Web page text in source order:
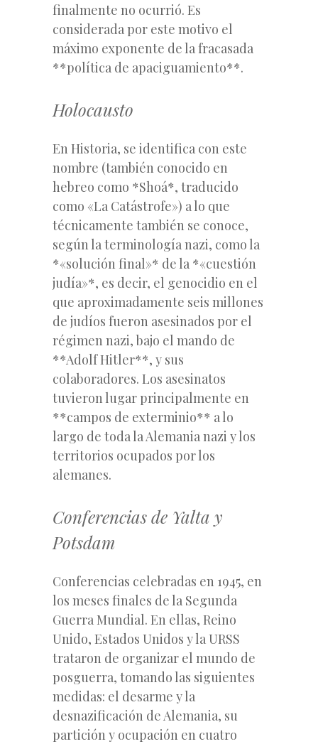
finalmente no ocurrió. Es
considerada por este motivo el
máximo exponente de la fracasada
**política de apaciguamiento**.
Holocausto
En Historia, se identifica con este
nombre (también conocido en
hebreo como *Shoá*, traducido
como «La Catástrofe») a lo que
técnicamente también se conoce,
según la terminología nazi, como la
*«solución final»* de la *«cuestión
judía»*, es decir, el genocidio en el
que aproximadamente seis millones
de judíos fueron asesinados por el
régimen nazi, bajo el mando de
**Adolf Hitler**, y sus
colaboradores. Los asesinatos
tuvieron lugar principalmente en
**campos de exterminio** a lo
largo de toda la Alemania nazi y los
territorios ocupados por los
alemanes.
Conferencias de Yalta y
Potsdam
Conferencias celebradas en 1945, en
los meses finales de la Segunda
Guerra Mundial. En ellas, Reino
Unido, Estados Unidos y la URSS
trataron de organizar el mundo de
posguerra, tomando las siguientes
medidas: el desarme y la
desnazificación de Alemania, su
partición y ocupación en cuatro